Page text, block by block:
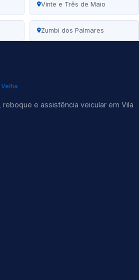
Vinte e Três de Maio
Zumbi dos Palmares
e assistência veicular em Vila